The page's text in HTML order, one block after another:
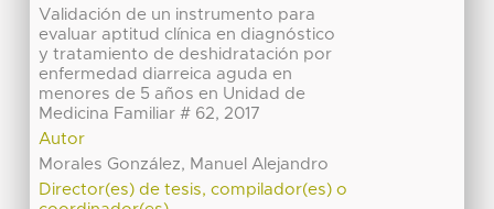
Validación de un instrumento para
evaluar aptitud clínica en diagnóstico
y tratamiento de deshidratación por
enfermedad diarreica aguda en
menores de 5 años en Unidad de
Medicina Familiar # 62, 2017
Autor
Morales González, Manuel Alejandro
Director(es) de tesis, compilador(es) o